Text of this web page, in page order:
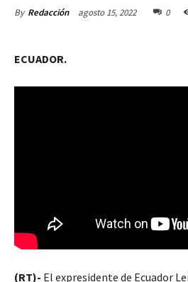
By Redacción agosto 15, 2022 0
ECUADOR.
(RT)- El expresidente de Ecuador